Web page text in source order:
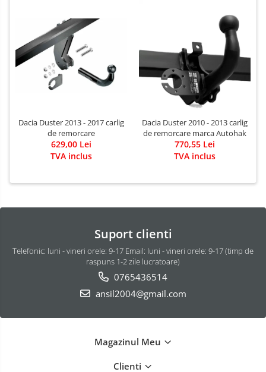
Dacia Duster 2013 - 2017 carlig
de remorcare
629,00 Lei
TVA inclus
Dacia Duster 2010 - 2013 carlig
de remorcare marca Autohak
770,55 Lei
TVA inclus
Suport clienti
Telefonic: luni - vineri orele: 9-17 Email: luni - vineri orele: 9-17 (timp de
raspuns 1-2 zile lucratoare)
0765436514
ansil2004@gmail.com
Magazinul Meu
Clienti